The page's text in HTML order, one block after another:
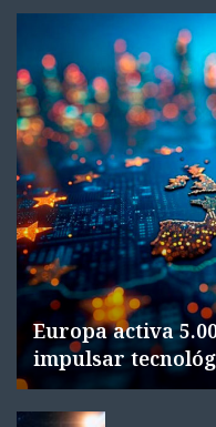
Europa activa
impulsar